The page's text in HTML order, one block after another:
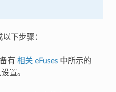
下步骤：
有 相关 eFuses中所示的
置。